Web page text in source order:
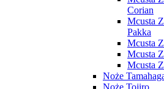
Corian
Mcusta
Pakka
Mcusta
Mcusta
Mcusta
Noże
Noże Tojiro